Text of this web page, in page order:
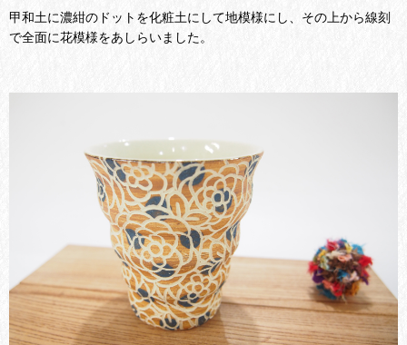
甲和土に濃紺のドットを化粧土にして地模様にし、その上から線刻
で全面に花模様をあしらいました。